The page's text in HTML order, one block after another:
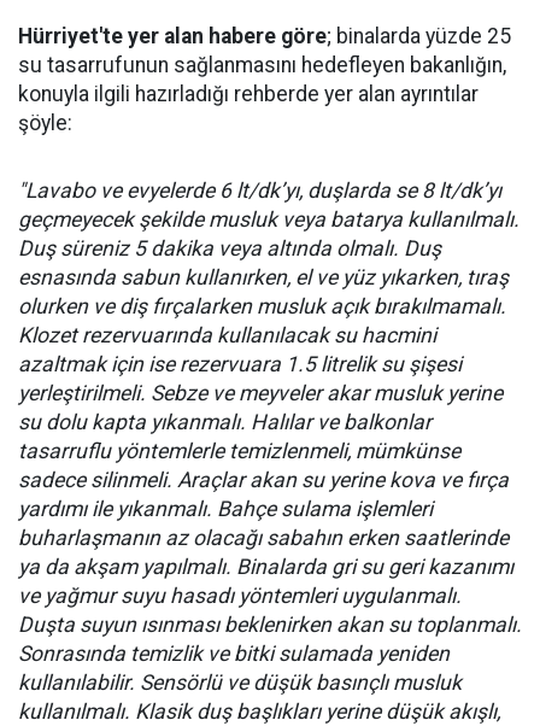
Hürriyet'te yer alan habere göre; binalarda yüzde 25
su tasarrufunun sağlanmasını hedefleyen bakanlığın,
konuyla ilgili hazırladığı rehberde yer alan ayrıntılar
şöyle:
"Lavabo ve evyelerde 6 lt/dk’yı, duşlarda se 8 lt/dk’yı
geçmeyecek şekilde musluk veya batarya kullanılmalı.
Duş süreniz 5 dakika veya altında olmalı. Duş
esnasında sabun kullanırken, el ve yüz yıkarken, tıraş
olurken ve diş fırçalarken musluk açık bırakılmamalı.
Klozet rezervuarında kullanılacak su hacmini
azaltmak için ise rezervuara 1.5 litrelik su şişesi
yerleştirilmeli. Sebze ve meyveler akar musluk yerine
su dolu kapta yıkanmalı. Halılar ve balkonlar
tasarruflu yöntemlerle temizlenmeli, mümkünse
sadece silinmeli. Araçlar akan su yerine kova ve fırça
yardımı ile yıkanmalı. Bahçe sulama işlemleri
buharlaşmanın az olacağı sabahın erken saatlerinde
ya da akşam yapılmalı. Binalarda gri su geri kazanımı
ve yağmur suyu hasadı yöntemleri uygulanmalı.
Duşta suyun ısınması beklenirken akan su toplanmalı.
Sonrasında temizlik ve bitki sulamada yeniden
kullanılabilir. Sensörlü ve düşük basınçlı musluk
kullanılmalı. Klasik duş başlıkları yerine düşük akışlı,